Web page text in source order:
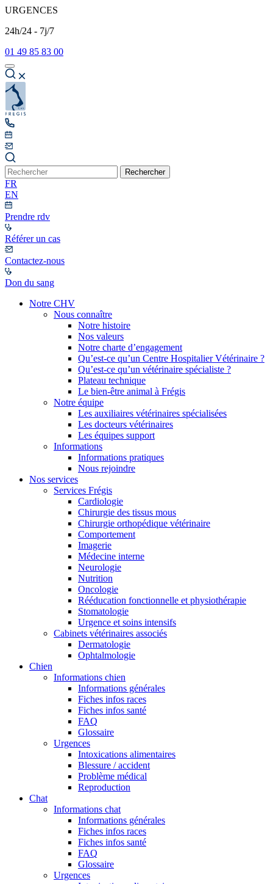
URGENCES
24h/24 - 7j/7
01 49 85 83 00
Rechercher
FR
EN
Prendre rdv
Référer un cas
Contactez-nous
Don du sang
Notre CHV
Nous connaître
Notre histoire
Nos valeurs
Notre charte d’engagement
Qu’est-ce qu’un Centre Hospitalier Vétérinaire ?
Qu’est-ce qu’un vétérinaire spécialiste ?
Plateau technique
Le bien-être animal à Frégis
Notre équipe
Les auxiliaires vétérinaires spécialisées
Les docteurs vétérinaires
Les équipes support
Informations
Informations pratiques
Nous rejoindre
Nos services
Services Frégis
Cardiologie
Chirurgie des tissus mous
Chirurgie orthopédique vétérinaire
Comportement
Imagerie
Médecine interne
Neurologie
Nutrition
Oncologie
Rééducation fonctionnelle et physiothérapie
Stomatologie
Urgence et soins intensifs
Cabinets vétérinaires associés
Dermatologie
Ophtalmologie
Chien
Informations chien
Informations générales
Fiches infos races
Fiches infos santé
FAQ
Glossaire
Urgences
Intoxications alimentaires
Blessure / accident
Problème médical
Reproduction
Chat
Informations chat
Informations générales
Fiches infos races
Fiches infos santé
FAQ
Glossaire
Urgences